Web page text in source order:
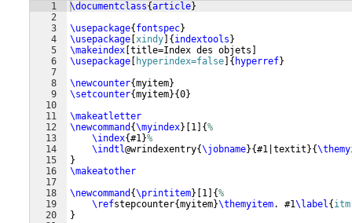
1
2
3
4
5
6
7
8
9
10
11
12
13
14
15
16
17
18
19
20
\documentclass{article}
\usepackage{ fontspec}
\usepackage xindy { indextools }
\makeindex title=Index des objets
\usepackage
hyperindex=false { hyperref}
\newcounter{myitem}
\setcounter{myitem}{0}
\makeatletter
\newcommand {\myindex} 1 {%
\index{#1}%
\indtl@wrindexentry{\jobname}{#1|textit }{
}
\makeatother
\newcommand {\printitem} 1 {%
\refstepcounter{myitem}\themyitem. #1\label{
}